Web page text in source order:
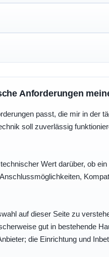
Anforderungen
passt, die mir in der
soll zuverlässig
Wert darüber, ob
auf dieser Seite zu
gut in bestehende
die Einrichtung und